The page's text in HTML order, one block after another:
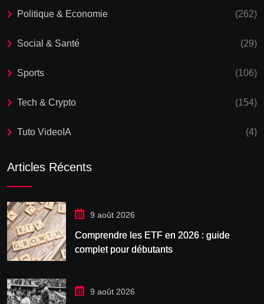
Politique & Economie (262)
Social & Santé (29)
Sports (106)
Tech & Crypto (154)
Tuto VideoIA (4)
Articles Récents
9 août 2026
Comprendre les ETF en 2026 : guide
complet pour débutants
9 août 2026